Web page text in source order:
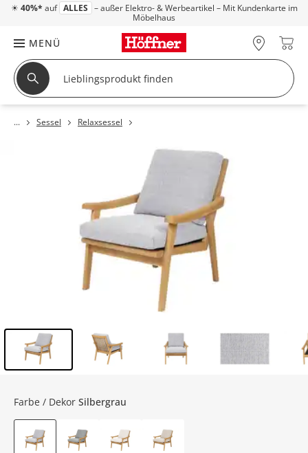
☀ 40%* auf ALLES – außer Elektro- & Werbeartikel – Mit Kundenkarte im
Möbelhaus
MENÜ
Sessel Relaxsessel
Farbe / Dekor Silbergrau